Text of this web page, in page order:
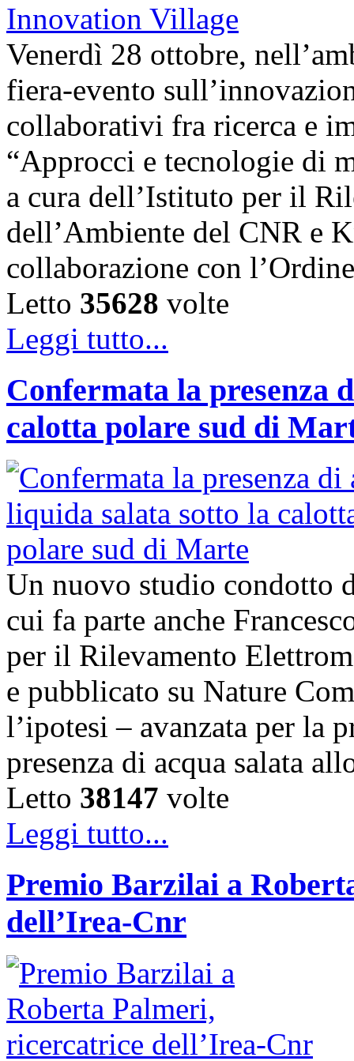
Venerdì 28 ottobre,
fiera-evento
collaborativi fra ricerca e
“Approcci e tecnologie di
a cura dell’Istituto per il
dell’Ambiente del CNR e
collaborazione con
Letto 35628 volte
Leggi tutto...
Confermata la presenza
calotta polare sud di
Un nuovo studio condotto
cui fa parte anche
per il Rilevamento
e pubblicato su Nature
l’ipotesi – avanzata per la
presenza di acqua salata
Letto 38147 volte
Leggi tutto...
Premio Barzilai a
dell’Irea-Cnr